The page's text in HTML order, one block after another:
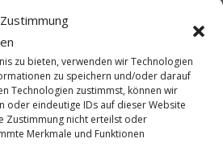
zu bieten, verwenden wir Technologien
zu speichern und/oder darauf
Technologien zustimmst, können wir
oder eindeutige IDs auf dieser Website
Zustimmung nicht erteilst oder
Merkmale und Funktionen
– Wir gratulieren